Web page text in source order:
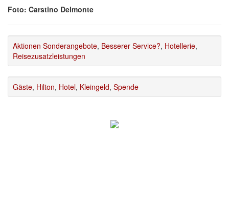
Foto: Carstino Delmonte
Aktionen Sonderangebote, Besserer Service?, Hotellerie,
Reisezusatzleistungen
Gäste, Hilton, Hotel, Kleingeld, Spende